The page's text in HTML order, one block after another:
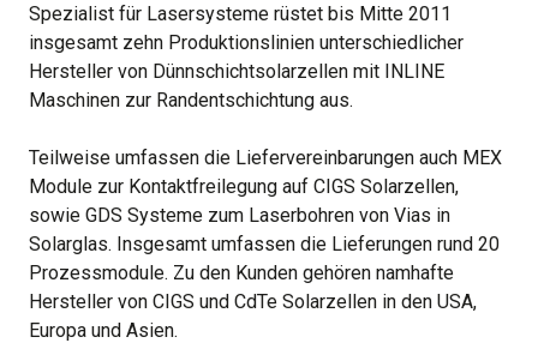
Spezialist für Lasersysteme rüstet bis Mitte 2011
insgesamt zehn Produktionslinien unterschiedlicher
Hersteller von Dünnschichtsolarzellen mit INLINE
Maschinen zur Randentschichtung aus.
Teilweise umfassen die Liefervereinbarungen auch MEX
Module zur Kontaktfreilegung auf CIGS Solarzellen,
sowie GDS Systeme zum Laserbohren von Vias in
Solarglas. Insgesamt umfassen die Lieferungen rund 20
Prozessmodule. Zu den Kunden gehören namhafte
Hersteller von CIGS und CdTe Solarzellen in den USA,
Europa und Asien.